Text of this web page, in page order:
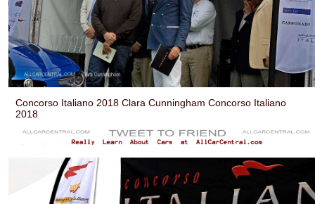
Concorso Italiano 2018 Clara Cunningham Concorso Italiano
2018